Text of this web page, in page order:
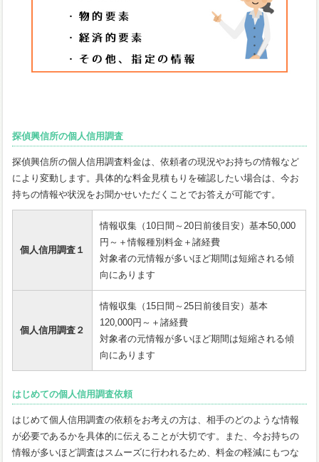
探偵興信所の個人信用調査
探偵興信所の個人信用調査料金は、依頼者の現況やお持ちの情報など
により変動します。具体的な料金見積もりを確認したい場合は、今お
持ちの情報や状況をお聞かせいただくことでお答えが可能です。
個人信用調査１
情報収集（10日間～20日前後目安）基本50,000
円～＋情報種別料金＋諸経費
対象者の元情報が多いほど期間は短縮される傾
向にあります
個人信用調査２
情報収集（15日間～25日前後目安）基本
120,000円～＋諸経費
対象者の元情報が多いほど期間は短縮される傾
向にあります
はじめての個人信用調査依頼
はじめて個人信用調査の依頼をお考えの方は、相手のどのような情報
が必要であるかを具体的に伝えることが大切です。また、今お持ちの
情報が多いほど調査はスムーズに行われるため、料金の軽減にもつな